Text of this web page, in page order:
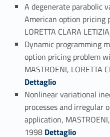
A degenerate parabolic
American option pricing
LORETTA CLARA
Dynamic programming
option pricing problem
MASTROENI, LORETTA
Dettaglio
Nonlinear variational
processes and irregular
application,
1998 Link identifier #identifier_person_179183-49
Dettaglio